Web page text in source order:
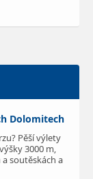
Dolomitech
Pěší výlety
3000 m,
soutěskách a